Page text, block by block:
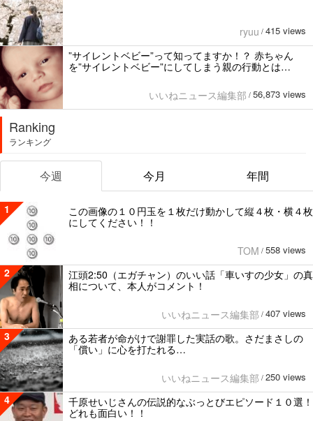
ryuu / 415 views
”サイレントベビー”って知ってますか！？ 赤ちゃん
を”サイレントベビー”にしてしまう親の行動とは…
いいねニュース編集部 / 56,873 views
Ranking
ランキング
今週 今月 年間
1
この画像の１０円玉を１枚だけ動かして縦４枚・横４枚
にしてください！！
TOM / 558 views
2
江頭2:50（エガチャン）のいい話「車いすの少女」の真
相について、本人がコメント！
いいねニュース編集部 / 407 views
3
ある若者が命がけで謝罪した実話の歌。さだまさしの
「償い」に心を打たれる…
いいねニュース編集部 / 250 views
4
千原せいじさんの伝説的なぶっとびエピソード１０選！
どれも面白い！！